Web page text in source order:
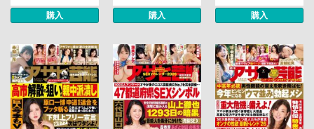
購入 購入 購入